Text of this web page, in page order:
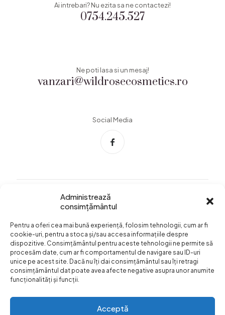
Administrează
consimțământul
Pentru a oferi cea mai bună experiență, folosim tehnologii, cum ar fi
cookie-uri, pentru a stoca și/sau accesa informațiile despre
dispozitive. Consimțământul pentru aceste tehnologii ne permite să
procesăm date, cum ar fi comportamentul de navigare sau ID-uri
unice pe acest site. Dacă nu îți dai consimțământul sau îți retragi
consimțământul dat poate avea afecte negative asupra unor anumite
funcționalități și funcții.
Acceptă
0754.245.527
Ai intrebari? Nu ezita sa ne contactezi!
vanzari@wildrosecosmetics.ro
Ne poti lasa si un mesaj!
Social Media
Termeni si conditii
Confidentialitatea
datelor
Livrare si plata
Formular retur